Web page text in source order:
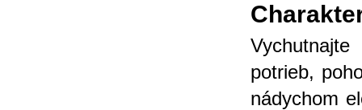
potrieb,
nádychom